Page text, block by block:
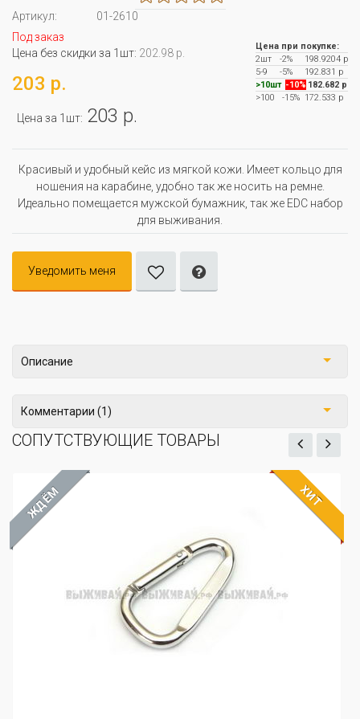
Артикул:
01-2610
Под заказ
Цена без скидки за 1шт: 202.98 р.
203 р.
Цена за 1шт: 203 р.
Цена при покупке:
2шт
-2%
198.9204 р
5-9
-5%
192.831 р
>10шт -10% 182.682 р
>100
-15% 172.533 р
Красивый и удобный кейс из мягкой кожи. Имеет кольцо для
ношения на карабине, удобно так же носить на ремне.
Идеально помещается мужской бумажник, так же EDC набор
для выживания.
Уведомить меня
Описание
Комментарии (1)
СОПУТСТВУЮЩИЕ ТОВАРЫ
ЖДЁМ